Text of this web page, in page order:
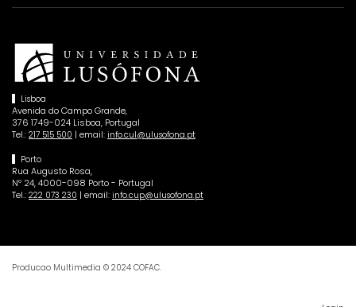
Lisboa
Avenida do Campo Grande,
376 1749-024 Lisboa, Portugal
Tel.: 217 515 500 | email: info.cul@ulusofona.pt
Porto
Rua Augusto Rosa,
Nº 24, 4000-098 Porto - Portugal
Tel.: 222 073 230 | email: info.cup@ulusofona.pt
Producao Multimedia © 2024 COFAC.